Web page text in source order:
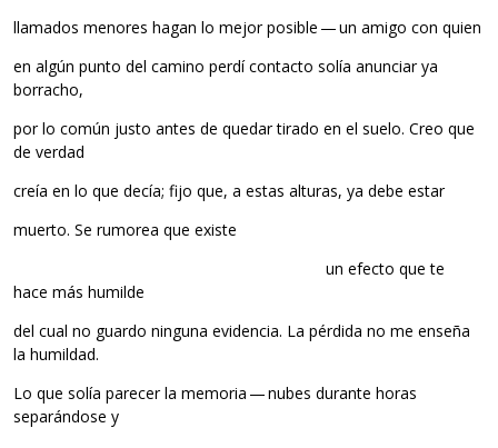
llamados menores hagan lo mejor posible — un amigo con quien
en algún punto del camino perdí contacto solía anunciar ya
borracho,
por lo común justo antes de quedar tirado en el suelo. Creo que
de verdad
creía en lo que decía; fijo que, a estas alturas, ya debe estar
muerto. Se rumorea que existe
un efecto que te
hace más humilde
del cual no guardo ninguna evidencia. La pérdida no me enseña
la humildad.
Lo que solía parecer la memoria — nubes durante horas
separándose y